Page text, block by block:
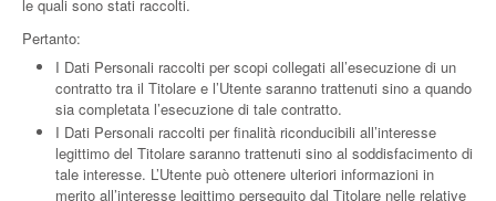
le quali sono stati raccolti.
Pertanto:
I Dati Personali raccolti per scopi collegati all’esecuzione di un
contratto tra il Titolare e l’Utente saranno trattenuti sino a quando
sia completata l’esecuzione di tale contratto.
I Dati Personali raccolti per finalità riconducibili all’interesse
legittimo del Titolare saranno trattenuti sino al soddisfacimento di
tale interesse. L’Utente può ottenere ulteriori informazioni in
merito all’interesse legittimo perseguito dal Titolare nelle relative